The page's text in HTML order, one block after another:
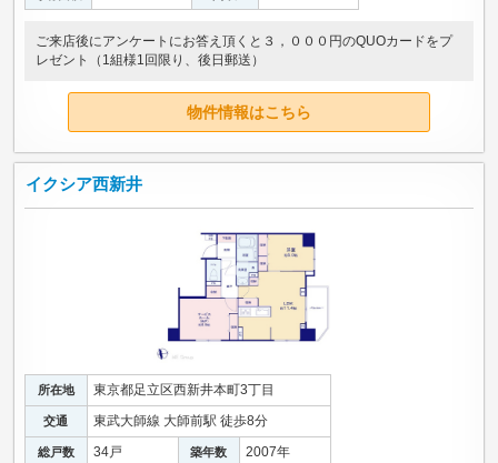
ご来店後にアンケートにお答え頂くと３，０００円のQUOカードをプ
レゼント（1組様1回限り、後日郵送）
物件情報はこちら
イクシア西新井
所在地 東京都足立区西新井本町3丁目
交通 東武大師線 大師前駅 徒歩8分
総戸数 34戸 築年数 2007年